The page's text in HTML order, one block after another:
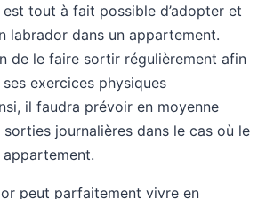
est tout à fait possible d’adopter et
labrador dans un appartement.
de le faire sortir régulièrement afin
ses exercices physiques
il faudra prévoir en moyenne
journalières dans le cas où le
peut parfaitement vivre en